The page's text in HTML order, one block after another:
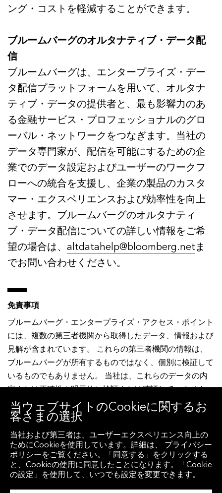
ング・コストを軽減することができます。
ブルームバーグのオルタナティブ・データ配
信
ブルームバーグは、エンタープライズ・デー
タ配信プラットフォームを用いて、オルタナ
ティブ・データの提供者と、最も影響力のあ
る金融サービス・プロフェッショナルのグロ
ーバル・ネットワークをつなぎます。当社の
データ専門家が、配信を可能にするための企
業でのデータ設定およびユーザーのワークフ
ローへの統合を支援し、企業の製品のカスタ
マー・エクスペリエンスおよび効率性を向上
させます。ブルームバーグのオルタナティ
ブ・データ配信についての詳しい情報をご希
望の場合は、 altdatahelp@bloomberg.netま
でお問い合わせください。
免責事項
ブルームバーグ・エンタープライズ・アクセス・ポイント
には、複数の第三者機関から取得したデータ、情報および
見解が含まれています。 これらの第三者機関の情報は、
ブルームバーグが所有するものではなく、個別に検証して
いるものでもありません。 当社は、これらのデータの内
容または正確性を明示的に検証または確認していません。
ブルームバーグ・エンタープライズ・アクセス・ポイント
から取得可能なオルタナティブ・データは、第三者機関が
提供する情報に基づき、それらの情報で構成されていま
す。データを収集し、ブルームバーグ・エンタープライ
ズ・アクセス・ポイントを通じて提供するために必要な同
意および権限を取得し、これらの世界中の情報の収集、保
当ウェブサイトのCookieに関するお
客さまの選択
当社および第三者は、ユーザーエクスペリエンス向上の
ためにCookieを使用しています。詳細は、 プライバシー
ポリシーをご覧ください。「同意する」をクリックする
と、Cookieの使用に同意したことになります。「Cookie
の設定」を使用して、いつでも設定を変更できます。